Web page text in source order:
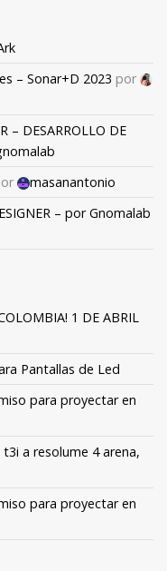
– Sonar+D 2023 por
– DESARROLLO DE
masanantonio
– por Gnomalab
1 DE ABRIL
Pantallas de Led
para proyectar en
a resolume 4 arena,
para proyectar en